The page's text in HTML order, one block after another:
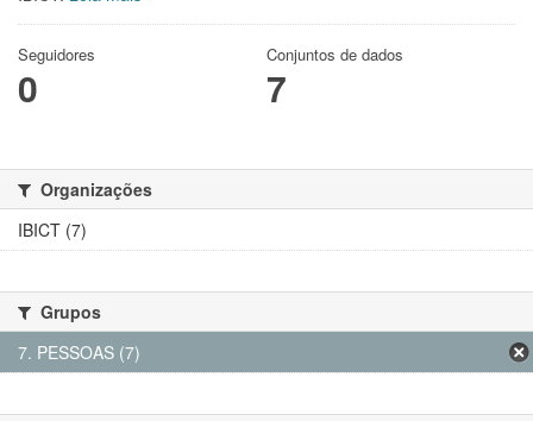
Seguidores
0
Conjuntos de dados
7
Organizações
IBICT (7)
Grupos
7. PESSOAS (7)